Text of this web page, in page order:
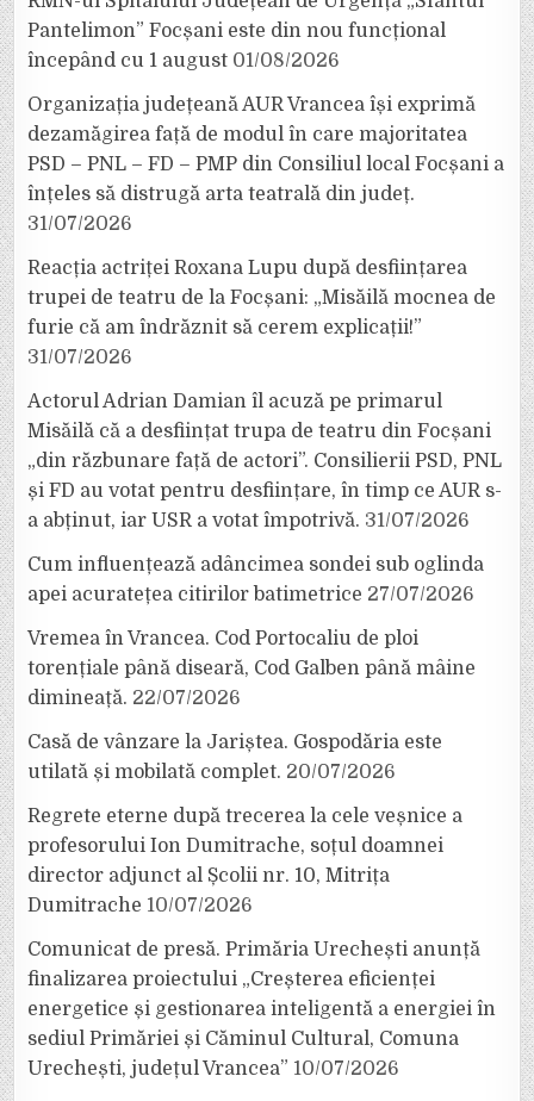
Pantelimon” Focșani este din nou funcțional
începând cu 1 august 01/08/2026
Organizația județeană AUR Vrancea își exprimă
dezamăgirea față de modul în care majoritatea
PSD – PNL – FD – PMP din Consiliul local Focșani a
înțeles să distrugă arta teatrală din județ.
31/07/2026
Reacția actriței Roxana Lupu după desființarea
trupei de teatru de la Focșani: „Misăilă mocnea de
furie că am îndrăznit să cerem explicații!”
31/07/2026
Actorul Adrian Damian îl acuză pe primarul
Misăilă că a desființat trupa de teatru din Focșani
„din răzbunare față de actori”. Consilierii PSD, PNL
și FD au votat pentru desființare, în timp ce AUR s-
a abținut, iar USR a votat împotrivă. 31/07/2026
Cum influențează adâncimea sondei sub oglinda
apei acuratețea citirilor batimetrice 27/07/2026
Vremea în Vrancea. Cod Portocaliu de ploi
torențiale până diseară, Cod Galben până mâine
dimineață. 22/07/2026
Casă de vânzare la Jariștea. Gospodăria este
utilată și mobilată complet. 20/07/2026
Regrete eterne după trecerea la cele veșnice a
profesorului Ion Dumitrache, soțul doamnei
director adjunct al Școlii nr. 10, Mitrița
Dumitrache 10/07/2026
Comunicat de presă. Primăria Urechești anunță
finalizarea proiectului „Creșterea eficienței
energetice și gestionarea inteligentă a energiei în
sediul Primăriei și Căminul Cultural, Comuna
Urechești, județul Vrancea” 10/07/2026